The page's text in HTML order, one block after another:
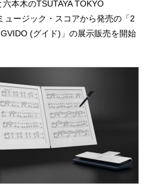
本木のTSUTAYA TOKYO
ュージック・スコアから発売の「2
(グイド)」の展示販売を開始